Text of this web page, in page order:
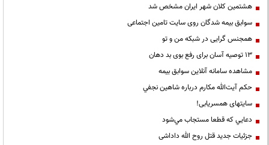
هشتمین کلان شهر ایران مشخص شد
سوابق بیمه شدگان روی سایت تامین اجتماعی
همجنس گرایی در شبکه من و تو
13 توصیه آسان برای رفع بوی بد دهان
مشاهده سامانه آنلاين سوابق بیمه
حكم آيت‌الله مكارم درباره شاهين نجفي
سایتهای همسریابی!
دعايي كه قطعا مستجاب مي‌شود
جزئیات جدید قتل روح الله داداشی